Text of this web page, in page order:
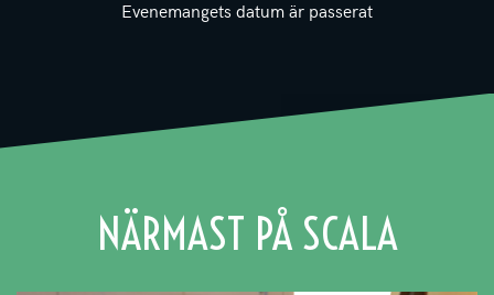
Evenemangets datum är passerat
NÄRMAST PÅ SCALA